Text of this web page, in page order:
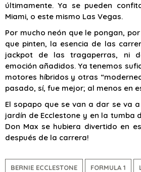
últimamente. Ya se pueden
Miami, o este mismo Las Vegas.
Por mucho neón que le pongan,
que pinten, la esencia de las
jackpot de las tragaperras, ni
emoción añadidos. Ya tenemos
motores híbridos y otras
pasado, sí, fue mejor; al menos en
El sopapo que se van a dar se va
jardín de Ecclestone y en la tumba
Don Max se hubiera divertido en
después de la carrera!
BERNIE ECCLESTONE FORMULA 1